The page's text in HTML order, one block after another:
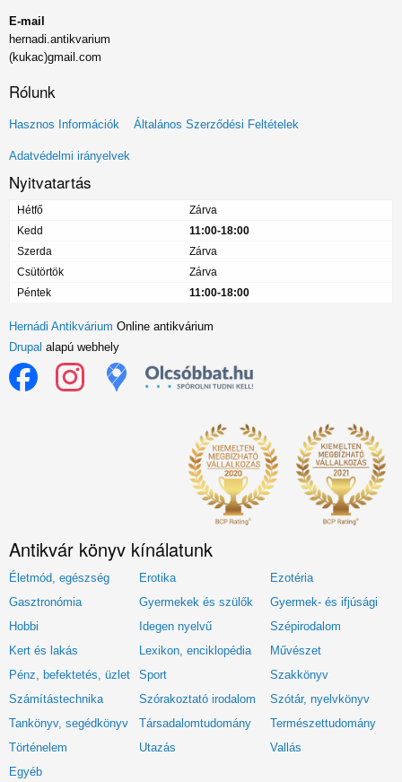
E-mail
hernadi.antikvarium
(kukac)gmail.com
Rólunk
Lábléc
menü
Hasznos Információk Általános Szerződési Feltételek
Adatvédelmi irányelvek
Nyitvatartás
Hétfő
Zárva
Kedd
11:00-18:00
Szerda
Zárva
Csütörtök
Zárva
Péntek
11:00-18:00
Hernádi Antikvárium Online antikvárium
Drupal alapú webhely
Antikvár könyv kínálatunk
Életmód, egészség Erotika
Ezotéria
Gasztronómia
Gyermekek és szülők
Gyermek- és ifjúsági
Hobbi
Idegen nyelvű
Szépirodalom
Kert és lakás
Lexikon, enciklopédia
Művészet
Pénz, befektetés, üzlet
Sport
Szakkönyv
Számítástechnika
Szórakoztató irodalom
Szótár, nyelvkönyv
Tankönyv, segédkönyv
Társadalomtudomány
Természettudomány
Történelem
Utazás
Vallás
Egyéb